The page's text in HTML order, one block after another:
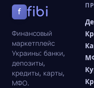
f fibi
Финансовый
маркетплейс
Украины: банки,
депозиты,
кредиты, карты,
МФО.